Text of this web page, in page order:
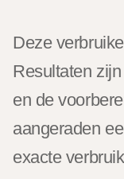
Deze
Resultaten
en de
aangeraden
exacte